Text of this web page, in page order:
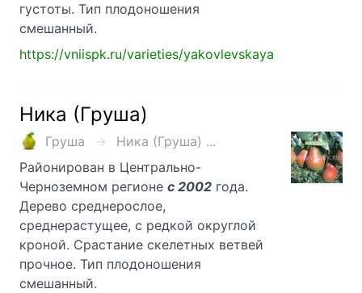
густоты. Тип плодоношения
смешанный.
https://vniispk.ru/varieties/yakovlevskaya
Ника (Груша)
Груша
Ника (Груша) ...
Районирован в Центрально-
Черноземном регионе с 2002 года.
Дерево среднерослое,
среднерастущее, с редкой округлой
кроной. Срастание скелетных ветвей
прочное. Тип плодоношения
смешанный.